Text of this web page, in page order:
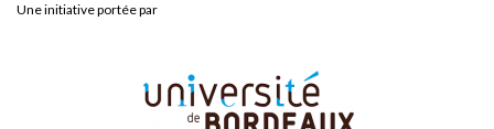
Une initiative portée par